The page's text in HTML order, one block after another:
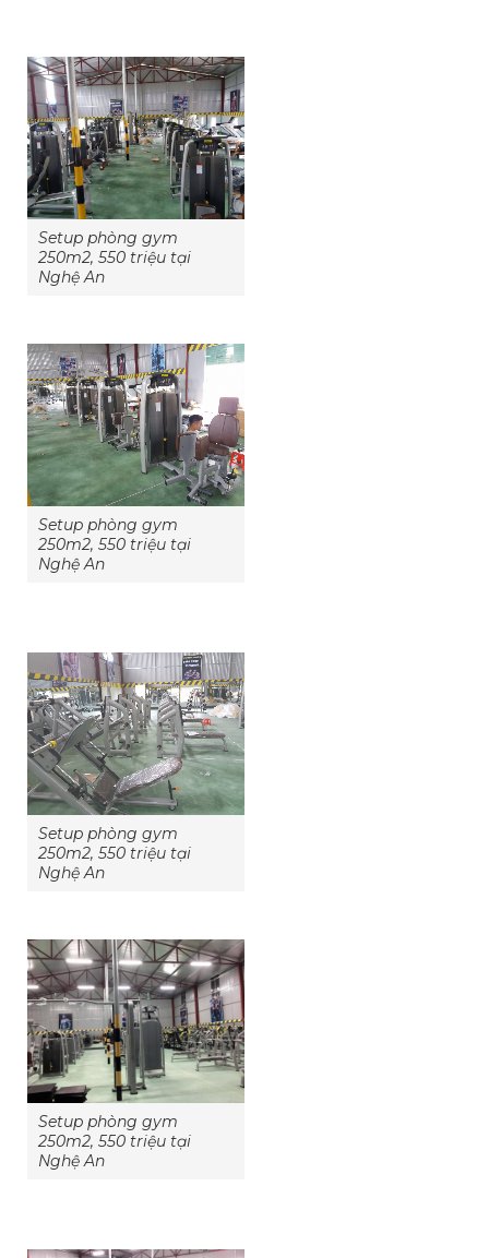
Setup phòng gym
250m2, 550 triệu tại
Nghệ An
Setup phòng gym
250m2, 550 triệu tại
Nghệ An
Setup phòng gym
250m2, 550 triệu tại
Nghệ An
Setup phòng gym
250m2, 550 triệu tại
Nghệ An